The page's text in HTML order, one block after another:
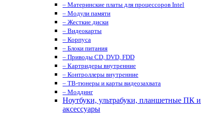
– Материнские платы для процессоров Intel
– Модули памяти
– Жесткие диски
– Видеокарты
– Корпуса
– Блоки питания
– Приводы CD, DVD, FDD
– Картридеры внутренние
– Контроллеры внутренние
– ТВ-тюнеры и карты видеозахвата
– Моддинг
Ноутбуки, ультрабуки, планшетные ПК и
аксессуары